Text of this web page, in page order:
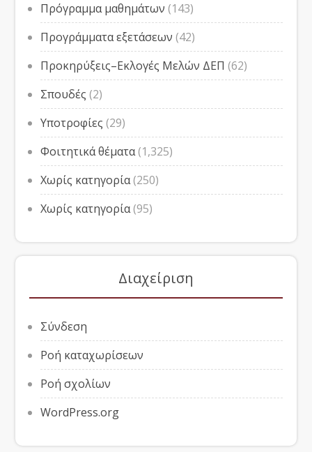
Πρόγραμμα μαθημάτων (143)
Προγράμματα εξετάσεων (42)
Προκηρύξεις–Εκλογές Μελών ΔΕΠ (62)
Σπουδές (2)
Υποτροφίες (29)
Φοιτητικά θέματα(1,325)
Χωρίς κατηγορία(250)
Χωρίς κατηγορία(95)
Διαχείριση
Σύνδεση
Ροή καταχωρίσεων
Ροή σχολίων
WordPress.org